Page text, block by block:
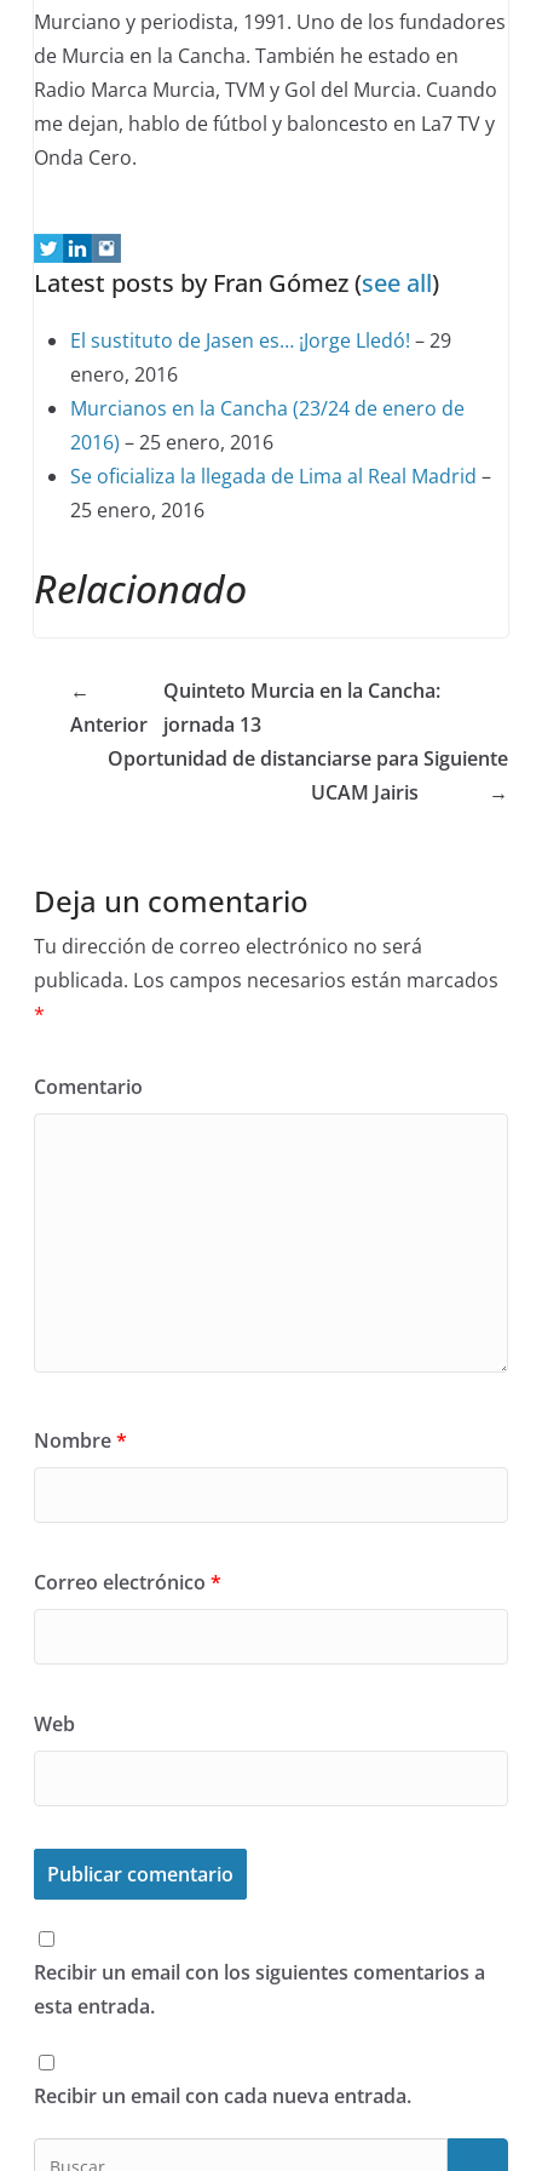
Murciano y periodista, 1991. Uno de los fundadores
de Murcia en la Cancha. También he estado en
Radio Marca Murcia, TVM y Gol del Murcia. Cuando
me dejan, hablo de fútbol y baloncesto en La7 TV y
Onda Cero.
Latest posts by Fran Gómez(see all)
El sustituto de Jasen es… ¡Jorge Lledó! – 29
enero, 2016
Murcianos en la Cancha (23/24 de enero de
2016) – 25 enero, 2016
Se oficializa la llegada de Lima al Real Madrid –
25 enero, 2016
Relacionado
←
Anterior
Quinteto Murcia en la Cancha:
jornada 13
Oportunidad de distanciarse para
UCAM Jairis
Siguiente
→
Deja un comentario
Tu dirección de correo electrónico no será
publicada. Los campos necesarios están marcados
*
Comentario
Nombre*
Correo electrónico*
Web
Recibir un email con los siguientes comentarios a
esta entrada.
Recibir un email con cada nueva entrada.